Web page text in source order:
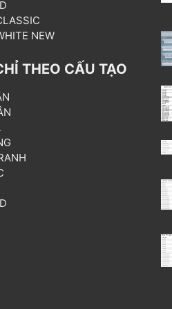
NEW
THEO CẤU TẠO